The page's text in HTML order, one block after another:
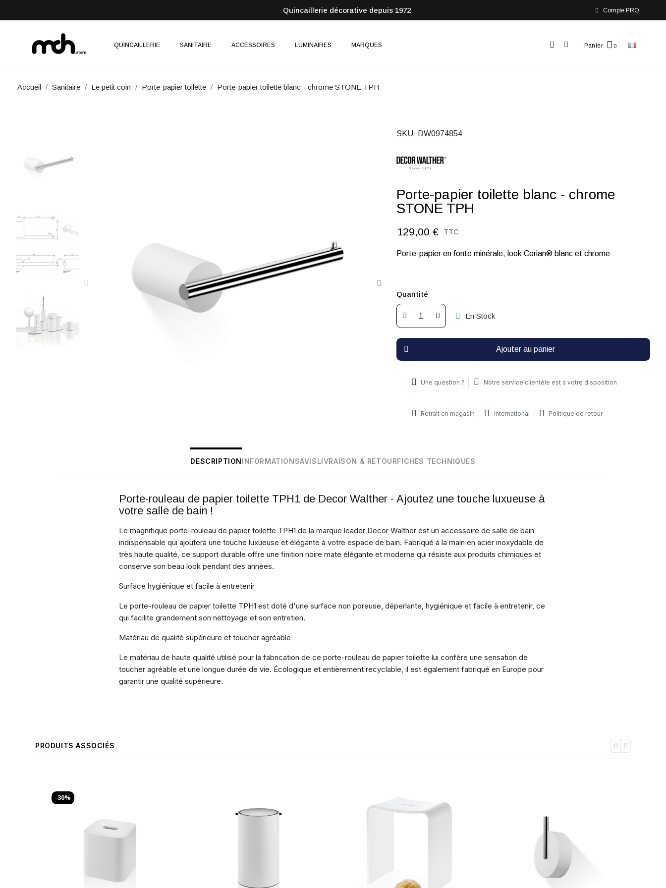
Quincaillerie décorative depuis 1972 Compte PRO
QUINCAILLERIE SANITAIRE ACCESSOIRES LUMINAIRES MARQUES Panier
Accueil Sanitaire Le petit coin Porte-papier toilette Porte-papier toilette blanc - chrome STONE TPH
SKU DW0974854
Porte-papier toilette blanc - chrome
STONE TPH
129,00 € TTC
Porte-papier en fonte minérale, look Corian® blanc et chrome
Quantité
En Stock
Ajouter au panier
Une question ? Notre service clientèle est à votre disposition
Retrait en magasin International Politique de retour
DESCRIPTIONINFORMATIONSAVISLIVRAISON & RETOURFICHES TECHNIQUES
Porte-rouleau de papier toilette TPH1 de Decor Walther - Ajoutez une touche luxueuse à
votre salle de bain !
Le magnifique porte-rouleau de papier toilette TPH1 de la marque leader Decor Walther est un accessoire de salle de bain
indispensable qui ajoutera une touche luxueuse et élégante à votre espace de bain. Fabriqué à la main en acier inoxydable de
très haute qualité, ce support durable offre une finition noire mate élégante et moderne qui résiste aux produits chimiques et
conserve son beau look pendant des années.
Surface hygiénique et facile à entretenir
Le porte-rouleau de papier toilette TPH1 est doté d'une surface non poreuse, déperlante, hygiénique et facile à entretenir, ce
qui facilite grandement son nettoyage et son entretien.
Matériau de qualité supérieure et toucher agréable
Le matériau de haute qualité utilisé pour la fabrication de ce porte-rouleau de papier toilette lui confère une sensation de
toucher agréable et une longue durée de vie. Écologique et entièrement recyclable, il est également fabriqué en Europe pour
garantir une qualité supérieure.
PRODUITS ASSOCIÉS
-30%